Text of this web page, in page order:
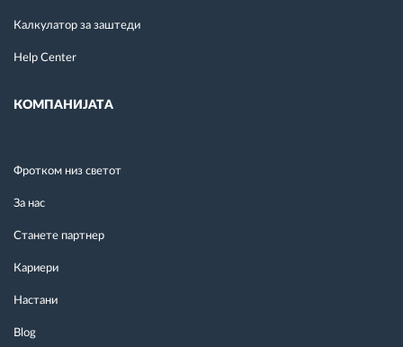
Калкулатор за заштеди
Help Center
КОМПАНИЈАТА
Фротком низ светот
За нас
Станете партнер
Кариери
Настани
Blog